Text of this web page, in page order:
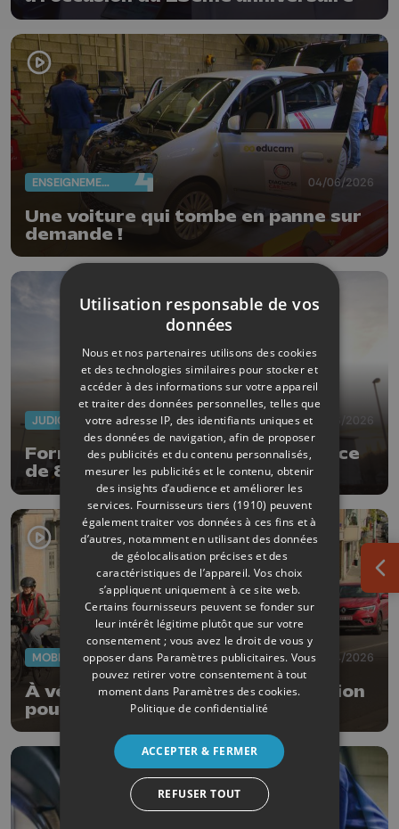
ENSEIGNEMENT 04/06/2026
Une voiture qui tombe en panne sur
demande !
JUDICIAIRE 04/06/2026
Formations fantômes: un préjudice
de 8,5 millions pour le Forem
MOBILITÉ 11/04/2026
À vélo dans le trafic : une formation
pour gagner en confiance
Utilisation responsable de vos
données
Nous et nos partenaires utilisons des cookies
et des technologies similaires pour stocker et
accéder à des informations sur votre appareil
et traiter des données personnelles, telles que
votre adresse IP, des identifiants uniques et
des données de navigation, afin de proposer
des publicités et du contenu personnalisés,
mesurer les publicités et le contenu, obtenir
des insights d’audience et améliorer les
services. Fournisseurs tiers (1910) peuvent
également traiter vos données à ces fins et à
d’autres, notamment en utilisant des données
de géolocalisation précises et des
caractéristiques de l’appareil. Vos choix
s’appliquent uniquement à ce site web.
Certains fournisseurs peuvent se fonder sur
leur intérêt légitime plutôt que sur votre
consentement ; vous avez le droit de vous y
opposer dans Paramètres publicitaires. Vous
pouvez retirer votre consentement à tout
moment dans Paramètres des cookies.
Politique de confidentialité
ACCEPTER & FERMER
REFUSER TOUT